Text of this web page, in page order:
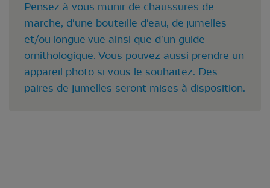
Pensez à vous munir de chaussures de
marche, d'une bouteille d'eau, de jumelles
et/ou longue vue ainsi que d'un guide
ornithologique. Vous pouvez aussi prendre un
appareil photo si vous le souhaitez. Des
paires de jumelles seront mises à disposition.